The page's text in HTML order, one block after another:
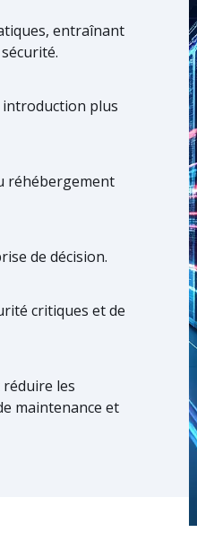
entraînant
introduction plus
réhébergement
de décision.
critiques et de
les
maintenance et